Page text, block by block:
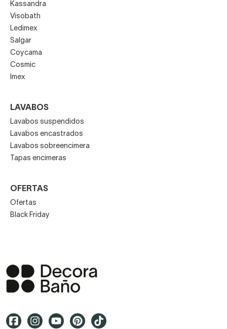
Kassandra
Visobath
Ledimex
Salgar
Coycama
Cosmic
Imex
LAVABOS
Lavabos suspendidos
Lavabos encastrados
Lavabos sobreencimera
Tapas encimeras
OFERTAS
Ofertas
Black Friday